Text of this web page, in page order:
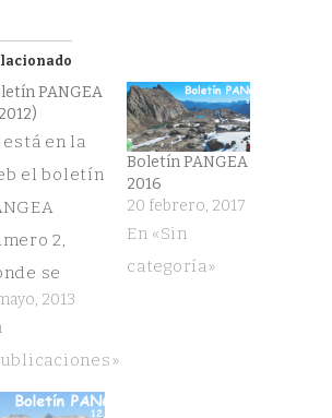
Twitter
(Se
en
una
ventana
en
una
ventana
PANGEA
está en la
el boletín
2,
se
la
de
grupo
el
2013
Boletín PANGEA
2016
20 febrero, 2017
En «Sin
categoría»